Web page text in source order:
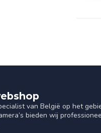
van België op het
bieden wij